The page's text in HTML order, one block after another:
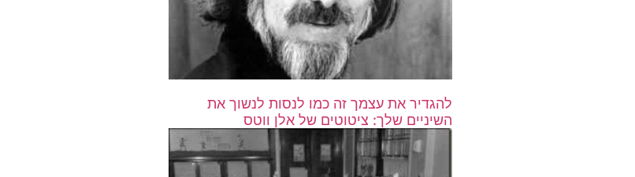
להגדיר את עצמך זה כמו לנסות לנשוך את
השיניים שלך: ציטוטים של אלן ווטס